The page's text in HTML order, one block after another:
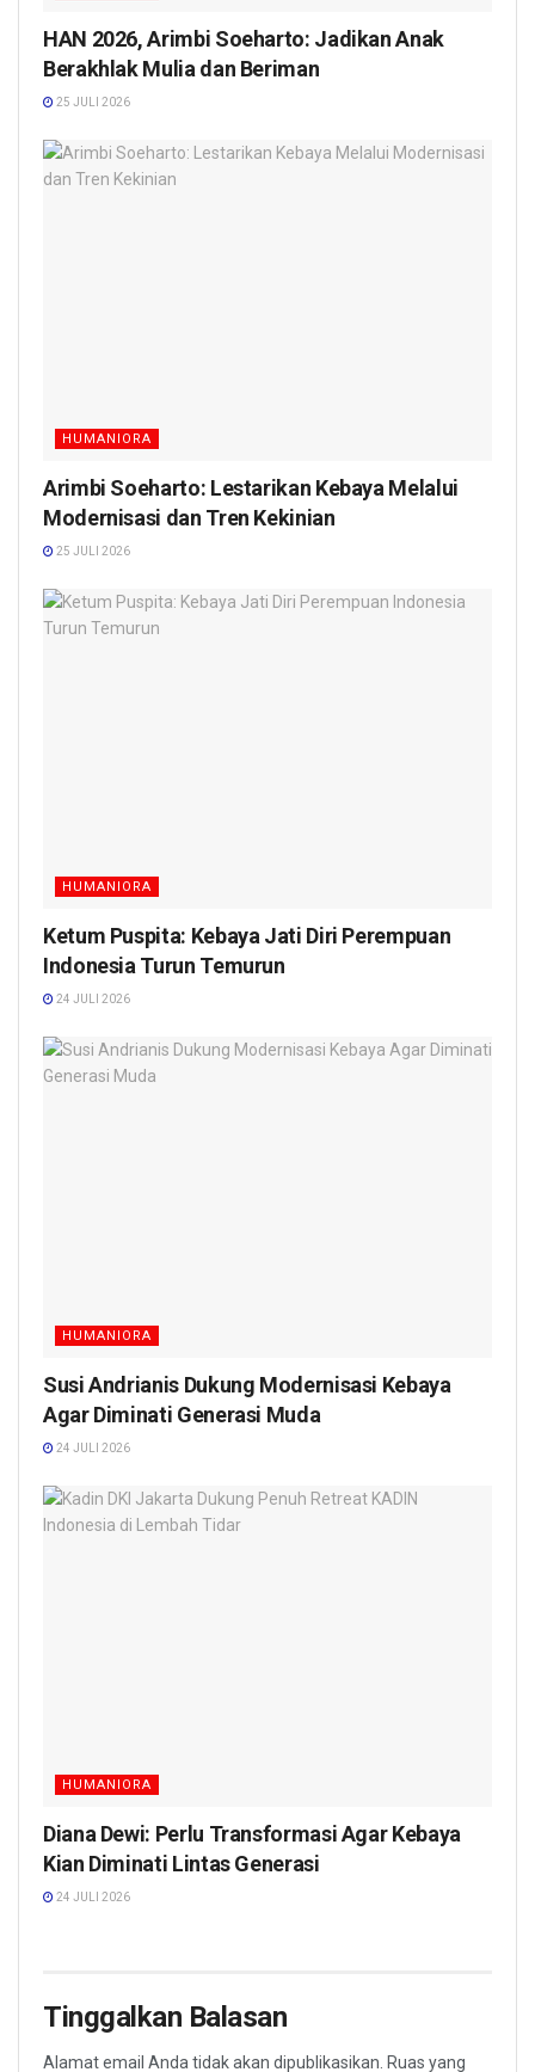
HAN 2026, Arimbi Soeharto: Jadikan Anak
Berakhlak Mulia dan Beriman
25 JULI 2026
HUMANIORA
Arimbi Soeharto: Lestarikan Kebaya Melalui
Modernisasi dan Tren Kekinian
25 JULI 2026
HUMANIORA
Ketum Puspita: Kebaya Jati Diri Perempuan
Indonesia Turun Temurun
24 JULI 2026
HUMANIORA
Susi Andrianis Dukung Modernisasi Kebaya
Agar Diminati Generasi Muda
24 JULI 2026
HUMANIORA
Diana Dewi: Perlu Transformasi Agar Kebaya
Kian Diminati Lintas Generasi
24 JULI 2026
Tinggalkan Balasan
Alamat email Anda tidak akan dipublikasikan. Ruas yang